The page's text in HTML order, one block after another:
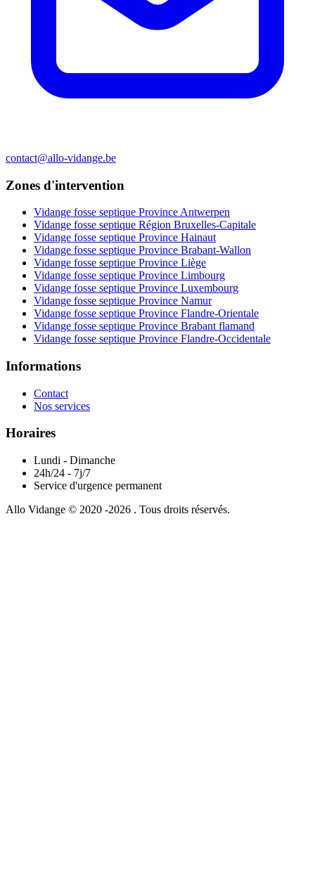
contact@allo-vidange.be
Zones d'intervention
Vidange fosse septique Province Antwerpen
Vidange fosse septique Région Bruxelles-Capitale
Vidange fosse septique Province Hainaut
Vidange fosse septique Province Brabant-Wallon
Vidange fosse septique Province Liège
Vidange fosse septique Province Limbourg
Vidange fosse septique Province Luxembourg
Vidange fosse septique Province Namur
Vidange fosse septique Province Flandre-Orientale
Vidange fosse septique Province Brabant flamand
Vidange fosse septique Province Flandre-Occidentale
Informations
Contact
Nos services
Horaires
Lundi - Dimanche
24h/24 - 7j/7
Service d'urgence permanent
Allo Vidange © 2020 -2026 . Tous droits réservés.